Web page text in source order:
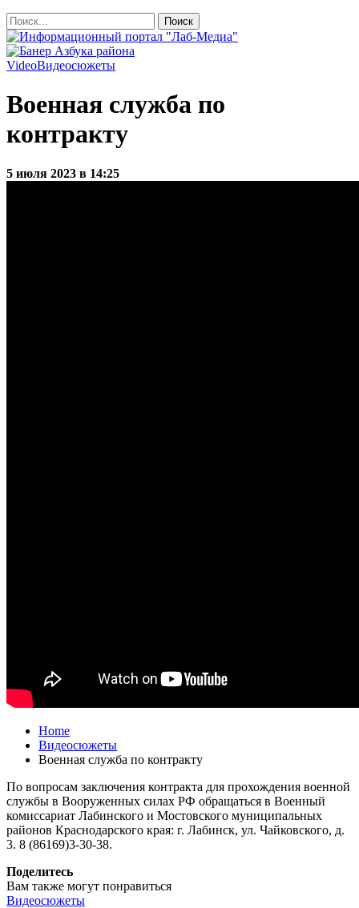
VideoВидеосюжеты
Военная служба по
контракту
5 июля 2023 в 14:25
Home
Видеосюжеты
Военная служба по контракту
По вопросам заключения контракта для прохождения военной
службы в Вооруженных силах РФ обращаться в Военный
комиссариат Лабинского и Мостовского муниципальных
районов Краснодарского края: г. Лабинск, ул. Чайковского, д.
3. 8 (86169)3-30-38.
Поделитесь
Вам также могут понравиться
Видеосюжеты